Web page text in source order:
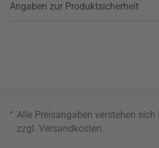
Angaben zur Produktsicherheit
* Alle Preisangaben verstehen
zzgl. Versandkosten